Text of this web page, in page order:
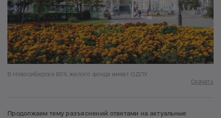
В Новосибирске 85% жилого фонда имеет ОДПУ
Скачать
Продолжаем тему разъяснений ответами на актуальные